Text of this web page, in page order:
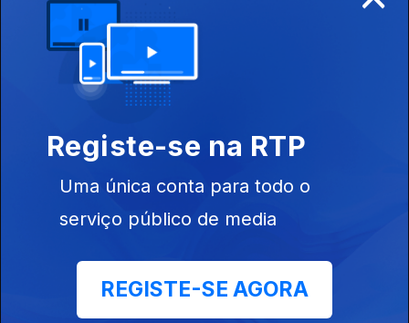
Ep. 11
(Nova Zelândia)
08 jul. 2013
Registe-se na RTP
Uma única conta para todo o
serviço público de media
REGISTE-SE AGORA